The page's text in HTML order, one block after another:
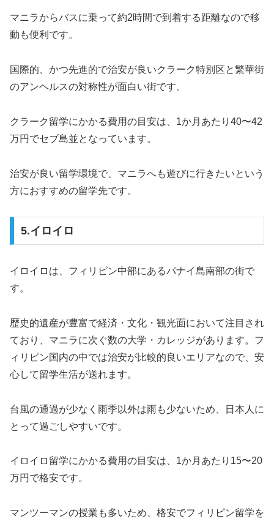
マニラからバスに乗って約2時間で到着する距離なので移
動も便利です。
国際的、かつ先進的で治安が良いクラーク特別区と繁華街
のアンヘルスの対称性が面白い街です。
クラーク留学にかかる費用の目安は、1か月あたり40〜42
万円でセブ島並となっています。
治安が良い留学環境で、マニラへも遊びに行きたいという
方におすすめの留学先です。
5.イロイロ
イロイロは、フィリピン中部にあるパナイ島南部の街で
す。
歴史的遺産が豊富で経済・文化・観光面において注目され
ており、マニラに次ぐ数の大学・カレッジがあります。フ
ィリピン国内の中では治安が比較的良いエリアなので、安
心して留学生活が送れます。
台風の通過が少なく雨季以外は雨も少ないため、日本人に
とって過ごしやすいです。
イロイロ留学にかかる費用の目安は、1か月あたり15〜20
万円で格安です。
マンツーマンの授業も多いため、格安でフィリピン留学を